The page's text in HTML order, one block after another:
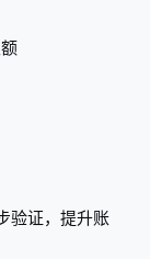
验证，提升账